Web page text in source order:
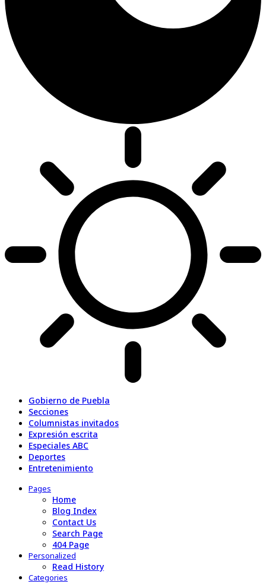
Gobierno de Puebla
Secciones
Columnistas invitados
Expresión escrita
Especiales ABC
Deportes
Entretenimiento
Pages
Home
Blog Index
Contact Us
Search Page
404 Page
Personalized
Read History
Categories